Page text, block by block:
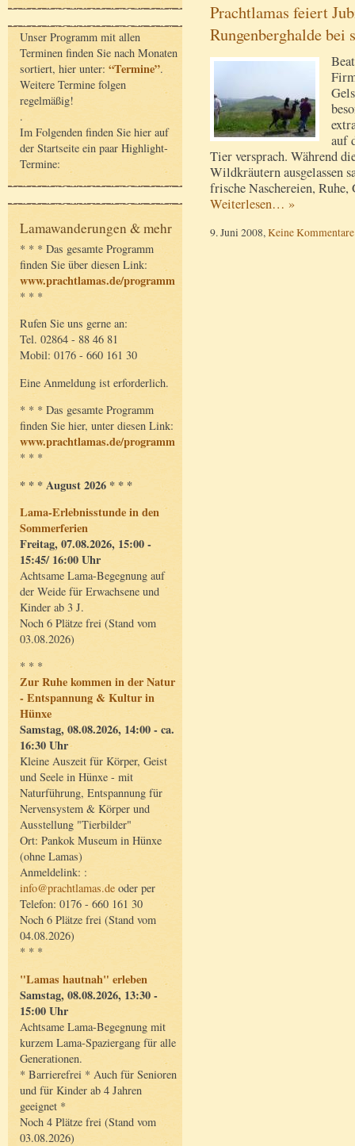
Unser Programm mit allen
Terminen finden Sie nach Monaten
sortiert, hier unter: “Termine”.
Weitere Termine folgen
regelmäßig!
.
Im Folgenden finden Sie hier auf
der Startseite ein paar Highlight-
Termine:
Lamawanderungen & mehr
* * * Das gesamte Programm
finden Sie über diesen Link:
www.prachtlamas.de/programm
* * *
Rufen Sie uns gerne an:
Tel. 02864 - 88 46 81
Mobil: 0176 - 660 161 30
Eine Anmeldung ist erforderlich.
* * * Das gesamte Programm
finden Sie hier, unter diesen Link:
www.prachtlamas.de/programm
* * *
* * * August 2026 * * *
Lama-Erlebnisstunde in den
Sommerferien
Freitag, 07.08.2026, 15:00 -
15:45/ 16:00 Uhr
Achtsame Lama-Begegnung auf
der Weide für Erwachsene und
Kinder ab 3 J.
Noch 6 Plätze frei (Stand vom
03.08.2026)
* * *
Zur Ruhe kommen in der Natur
- Entspannung & Kultur in
Hünxe
Samstag, 08.08.2026, 14:00 - ca.
16:30 Uhr
Kleine Auszeit für Körper, Geist
und Seele in Hünxe - mit
Naturführung, Entspannung für
Nervensystem & Körper und
Ausstellung "Tierbilder"
Ort: Pankok Museum in Hünxe
(ohne Lamas)
Anmeldelink: :
info@prachtlamas.de oder per
Telefon: 0176 - 660 161 30
Noch 6 Plätze frei (Stand vom
04.08.2026)
* * *
"Lamas hautnah" erleben
Samstag, 08.08.2026, 13:30 -
15:00 Uhr
Achtsame Lama-Begegnung mit
kurzem Lama-Spaziergang für alle
Generationen.
* Barrierefrei * Auch für Senioren
und für Kinder ab 4 Jahren
geeignet *
Noch 4 Plätze frei (Stand vom
03.08.2026)
Prachtlamas feiert
Rungenberghalde bei
auf
Tier versprach. Während
Wildkräutern ausgelassen
frische Naschereien, Ruhe,
Weiterlesen… »
9. Juni 2008, Keine Kommentare